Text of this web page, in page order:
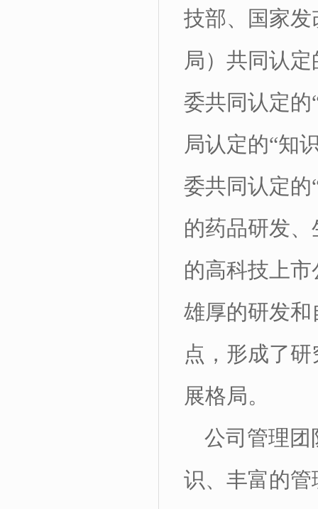
技部、国家
局）共同认定
委共同认定的
局认定的“知
委共同认定的
的药品研发
的高科技上
雄厚的研发
点，形成了
展格局。
公司管理团
识、丰富的